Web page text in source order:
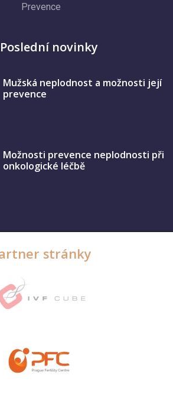
Prevence
Poslední novinky
Mužská neplodnost a možnosti její
prevence
Možnosti prevence neplodnosti při
onkologické léčbě
stránky